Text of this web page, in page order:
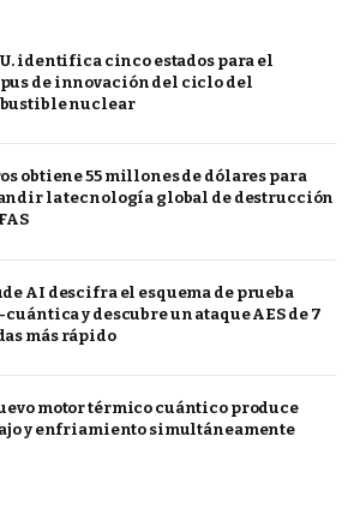
identifica cinco estados para el
de innovación del ciclo del
nuclear
obtiene 55 millones de dólares para
la tecnología global de destrucción
AI descifra el esquema de prueba
cuántica y descubre un ataque AES de 7
más rápido
motor térmico cuántico produce
y enfriamiento simultáneamente